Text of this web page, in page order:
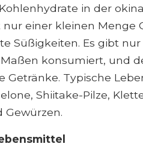
in der
nur einer kleinen Menge
Süßigkeiten. Es gibt
konsumiert, und
Getränke. Typische
Shiitake-Pilze,
Gewürzen.